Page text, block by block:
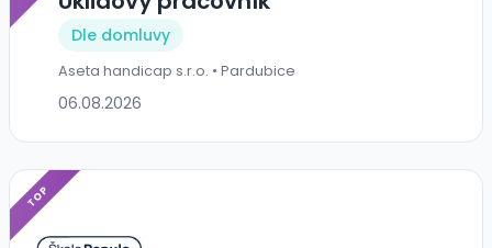
Dle domluvy
Aseta handicap s.r.o. • Pardubice
06.08.2026
TOP